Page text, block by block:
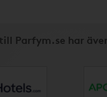
Parfym.se har